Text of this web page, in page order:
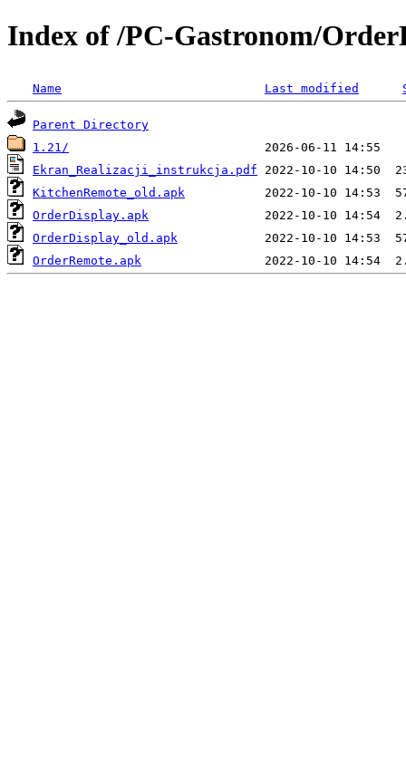
Index of /PC-Gastronom/
Name Last modified
Parent Directory
1.21/
Ekran_Realizacji_instrukcja.pdf
KitchenRemote_old.apk
OrderDisplay.apk
OrderDisplay_old.apk
OrderRemote.apk